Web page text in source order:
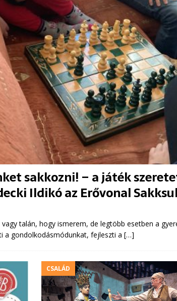
sakkozni! – a játék
Ildikó az Erővonal
talán, hogy ismerem, de legtöbb esetben a
a gondolkodásmódunkat, fejleszti a […]
CSALÁD